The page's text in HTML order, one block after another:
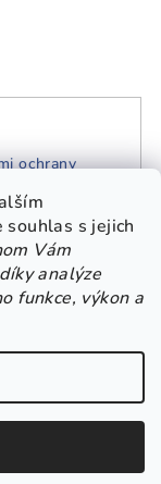
s jejich
Vám
analýze
funkce, výkon a
ochrany